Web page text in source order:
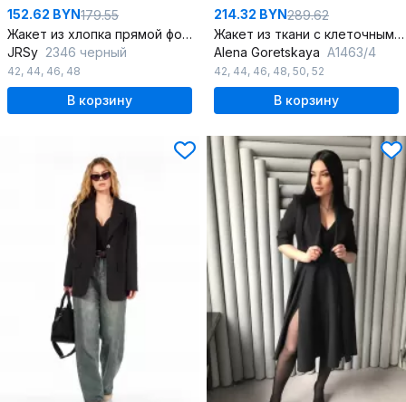
152.62 BYN179.55
Жакет из хлопка прямой формы с воротником и пуговицами
JRSy 2346 черный
42, 44, 46, 48
В корзину
214.32 BYN289.62
Жакет из ткани с клеточным принтом прямой силуэт лето
Alena Goretskaya A1463/4
42, 44, 46, 48, 50, 52
В корзину